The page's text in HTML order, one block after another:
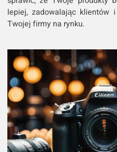
lepiej, zadowalając klientów
Twojej firmy na rynku.